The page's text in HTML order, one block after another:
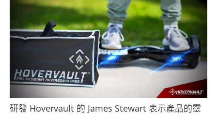
研發 Hovervault 的 James Stewart 表示產品的靈